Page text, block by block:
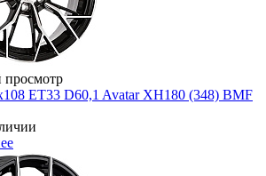
ET33 D60,1 Avatar XH180 (348) BMF